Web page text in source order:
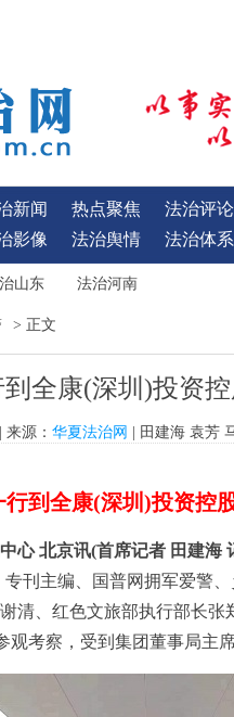
新闻 热点聚焦
法治评论
影像 法治舆情 法治体系
山东 法治河南
> 正文
全康(深圳)投资
来源： 华夏法治网 | 田建海 袁芳
行到全康(深圳)投资控
心 北京讯(首席记者 田建海
专刊主编、国普网拥军爱警
清、红色文旅部执行部长
观考察，受到集团董事局主